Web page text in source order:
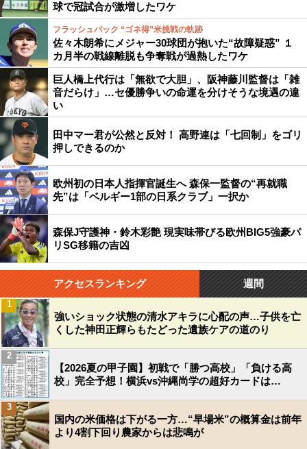
球で冠試合が激増したワケ
フラッシュバック “ゴネ得”米挑戦の軌跡
佐々木朗希にメジャー30球団が抱いた“故障疑惑” １
カ月半の戦線離脱も争奪戦が過熱したワケ
巨人橋上代行は「無欲で大胆」、阪神藤川監督は「雑
音だらけ」…セ優勝争いの命運を分けそうな境遇の違
い
田中マー君が公然と反対！ 高野連は「七回制」をゴリ
押しできるのか
欧州初の日本人指揮官誕生へ 森保一監督の“再就職
先”は「ベルギー1部の日系クラブ」一択か
森保J守護神・鈴木彩艶 現実味帯びる欧州BIG5強豪パ
リSG移籍の吉凶
アクセスランキング 週間
強いショック状態の清水アキラに心配の声…子供を亡
くした神田正輝らもたどった遺族ケアの道のり
1
【2026夏の甲子園】初戦で「勝つ高校」「負ける高
校」完全予想！横浜vs沖縄尚学の超好カードは…
2
国内の米価格は下がる一方…“早場米”の概算金は前年
より4割下回り農家からは悲鳴が
3